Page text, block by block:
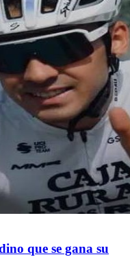
que se gana su